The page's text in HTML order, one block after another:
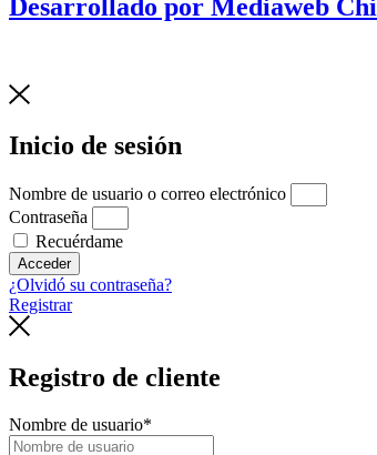
Desarrollado por Mediaweb
Inicio de sesión
Nombre de usuario o correo electrónico
Contraseña
Recuérdame
Acceder
¿Olvidó su contraseña?
Registrar
Registro de cliente
Nombre de usuario*